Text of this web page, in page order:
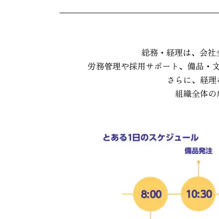
総務・経理は、会
労務管理や採用サポート、備品・
さらに、経
組織全体